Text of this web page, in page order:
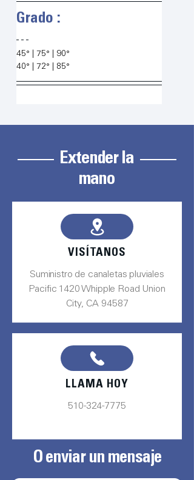
Grado :
45° | 75° | 90°
40° | 72° | 85°
Extender la
mano
VISÍTANOS
Suministro de canaletas pluviales
Pacific 1420 Whipple Road Union
City, CA 94587
LLAMA HOY
510-324-7775
O enviar un mensaje